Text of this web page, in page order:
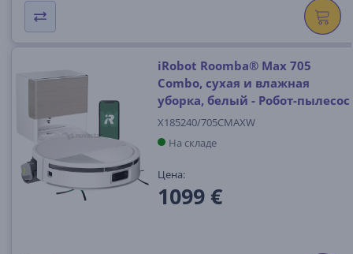
iRobot Roomba® Max 705
Combo, сухая и влажная
уборка, белый - Робот-пылесос
X185240/705CMAXW
На складе
Цена:
1099 €